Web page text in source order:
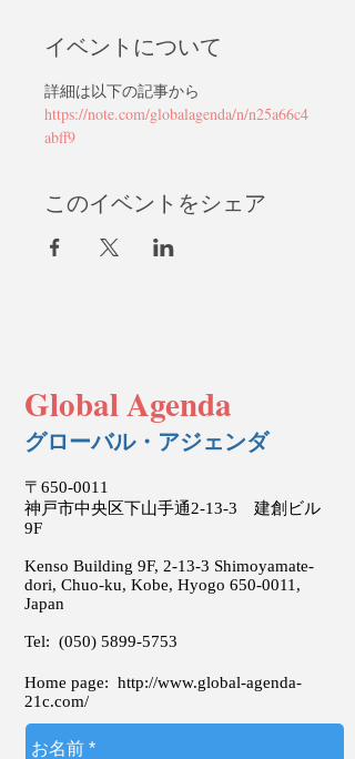
イベントについて
詳細は以下の記事から
https://note.com/globalagenda/n/n25a66c4
abff9
このイベントをシェア
Global Agenda
グローバル・アジェンダ
〒650-0011
神戸市中央区下山手通2-13-3 建創ビル
9F
Kenso Building 9F, 2-13-3 Shimoyamate-
dori, Chuo-ku, Kobe, Hyogo 650-0011 ,
Japan
Tel: (050) 5899-5753
Home page: http://www.global-agenda-
21c.com/